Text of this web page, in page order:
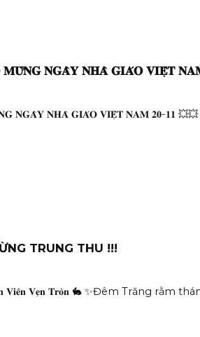
𝐌𝐔̛̀𝐍𝐆 𝐍𝐆𝐀̀𝐘 𝐍𝐇𝐀̀ 𝐆𝐈𝐀́𝐎 𝐕𝐈𝐄̣̂𝐓
𝐍𝐆𝐀̀𝐘 𝐍𝐇𝐀̀ 𝐆𝐈𝐀́𝐎 𝐕𝐈𝐄̣̂𝐓 𝐍𝐀𝐌 𝟐𝟎-𝟏𝟏 💥💥
TRUNG THU !!!
𝐕𝐢𝐞̂𝐧 𝐕𝐞̣𝐧 𝐓𝐫𝐨̀𝐧 🐇 ✨Đêm Trăng rằm